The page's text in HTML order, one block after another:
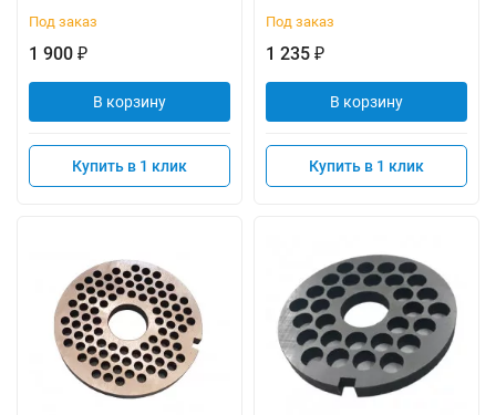
Под заказ
1 900 ₽
В корзину
Купить в 1 клик
Под заказ
1 235 ₽
В корзину
Купить в 1 клик